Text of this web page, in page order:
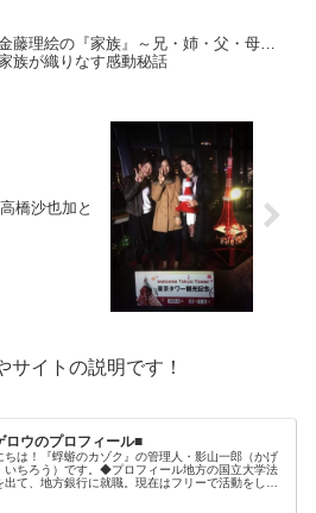
藤理絵の『家族』～兄・姉・父・母…
族が織りなす感動秘話
橋沙也加と
サイトの説明です！
ロウのプロフィール■
ちは！『蜉蝣のカゾク』の管理人・影山一郎（かげ
いちろう）です。◆プロフィール地方の国立大学法
出て、地方銀行に就職。現在はフリーで活動をして